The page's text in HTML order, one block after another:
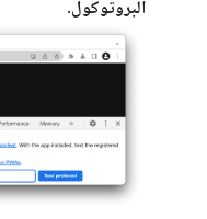
البروتوكول.